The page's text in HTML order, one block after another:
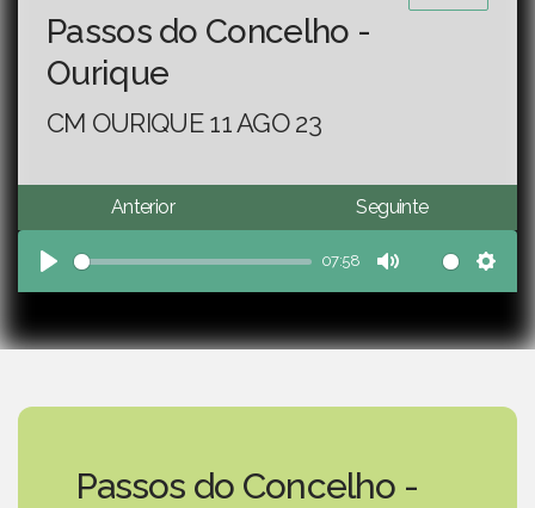
Passos do Concelho -
Ourique
CM OURIQUE 11 AGO 23
Anterior Seguinte
Play
07:58
Mute
Passos do Concelho -